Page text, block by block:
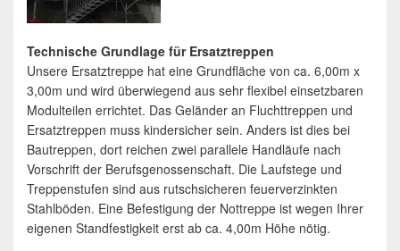
Technische Grundlage für Ersatztreppen
Unsere Ersatztreppe hat eine Grundfläche von ca. 6,00m x
3,00m und wird überwiegend aus sehr flexibel einsetzbaren
Modulteilen errichtet. Das Geländer an Fluchttreppen und
Ersatztreppen muss kindersicher sein. Anders ist dies bei
Bautreppen, dort reichen zwei parallele Handläufe nach
Vorschrift der Berufsgenossenschaft. Die Laufstege und
Treppenstufen sind aus rutschsicheren feuerverzinkten
Stahlböden. Eine Befestigung der Nottreppe ist wegen Ihrer
eigenen Standfestigkeit erst ab ca. 4,00m Höhe nötig.